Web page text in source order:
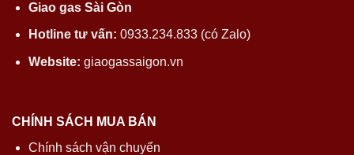
Giao gas Sài Gòn
Hotline tư vấn: 0933.234.833 (có Zalo)
Website: giaogassaigon.vn
CHÍNH SÁCH MUA BÁN
Chính sách vận chuyển